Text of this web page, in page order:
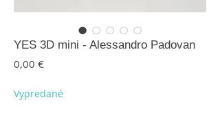
YES 3D mini - Alessandro Padovan
0,00 €Price
Vypredané